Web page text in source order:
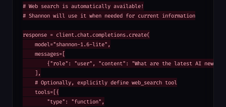
# Web search is automatically available!
# Shannon will use it when needed for current information
response = client.chat.completions.create(
    model="shannon-1.6-lite",
    messages=[
{"role": "user", "content": "What are the latest AI news
    ],
    # Optionally, explicitly define web_search tool
    tools=[{
        "type": "function",